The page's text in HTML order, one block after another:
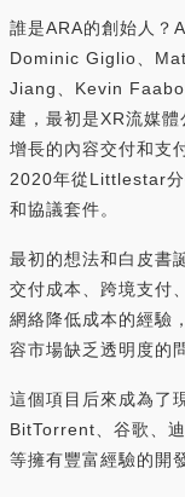
誰是ARA的創始人？
Dominic Giglio、
Jiang、Kevin
建，最初是XR流媒
增長的內容交付和支
2020年從Littlestar分
和協議套件。
最初的想法和白皮書
交付成本、跨境支付
網絡降低成本的經驗
容市場缺乏透明度的
這個項目后來成為了
BitTorrent、谷歌、
等擁有豐富經驗的開